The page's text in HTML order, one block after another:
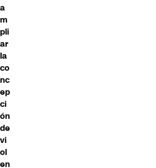
a
m
pli
ar
la
co
nc
ep
ci
ón
de
vi
ol
en